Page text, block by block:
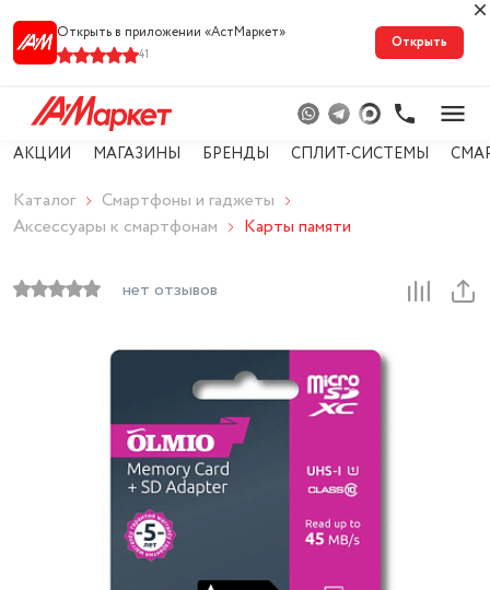
Открыть в приложении «АстМарке‪т‬»
41
Открыть
АКЦИИ МАГАЗИНЫ БРЕНДЫ СПЛИТ-СИСТЕМЫ
Каталог
Смартфоны и гаджеты
Аксессуары к смартфонам
Карты памяти
нет отзывов